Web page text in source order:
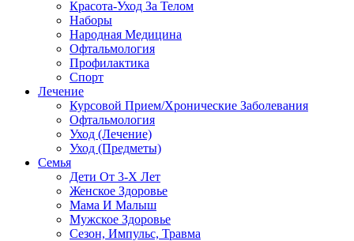
Красота-Уход За Телом
Наборы
Народная Медицина
Офтальмология
Профилактика
Спорт
Лечение
Курсовой Прием/Хронические Заболевания
Офтальмология
Уход (Лечение)
Уход (Предметы)
Семья
Дети От 3-Х Лет
Женское Здоровье
Мама И Малыш
Мужское Здоровье
Сезон, Импульс, Травма